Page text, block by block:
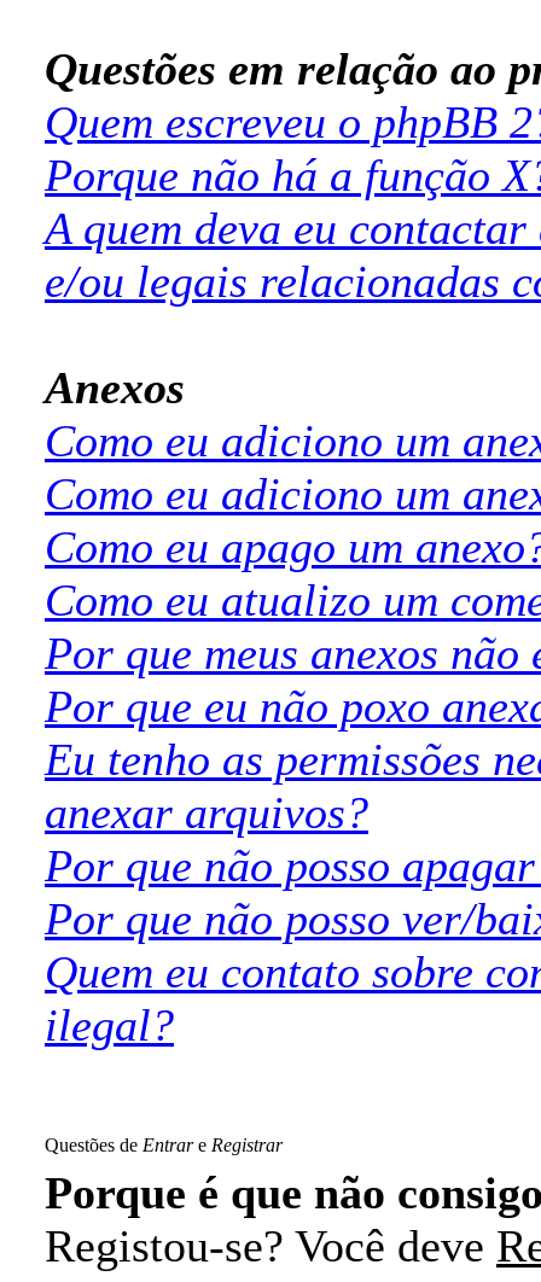
Questões em relação ao
Quem escreveu o phpBB
Porque não há a função
A quem deva eu
e/ou legais relacionadas
Anexos
Como eu adiciono um
Como eu adiciono um
Como eu apago um
Como eu atualizo um
Por que meus anexos
Por que eu não poxo
Eu tenho as permissões
anexar arquivos?
Por que não posso
Por que não posso ver/
Quem eu contato sobre
ilegal?
Questões de Entrare Registrar
Porque é que não
Registou-se? Você deve